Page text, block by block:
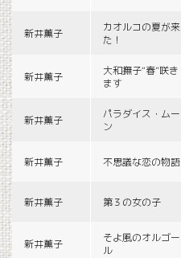
新井薫子
カオルコの夏が来
た！
新井薫子
大和撫子“春”咲き
ます
新井薫子
パラダイス・ムー
ン
新井薫子 不思議な恋の物語
新井薫子 第３の女の子
新井薫子
そよ風のオルゴー
ル